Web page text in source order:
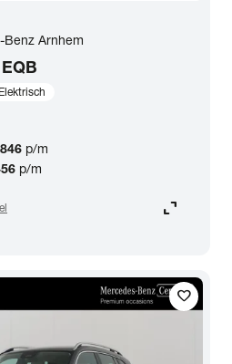
Benz Arnhem
EQB
Elektrisch
p/m
p/m
expand_content
favorite